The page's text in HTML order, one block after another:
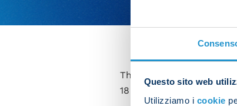
Questo sito web
Utilizziamo i cookie
The Lega Serie A has
18:30 CEST on Sunday